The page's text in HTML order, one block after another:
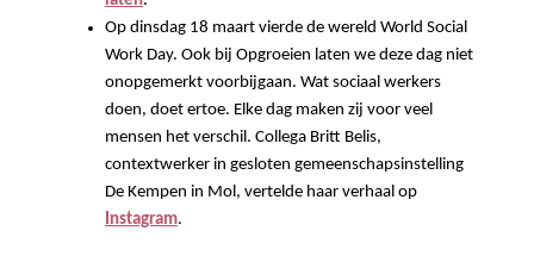
Op dinsdag 18 maart vierde de wereld World Social
Work Day. Ook bij Opgroeien laten we deze dag niet
onopgemerkt voorbijgaan. Wat sociaal werkers
doen, doet ertoe. Elke dag maken zij voor veel
mensen het verschil. Collega Britt Belis,
contextwerker in gesloten gemeenschapsinstelling
De Kempen in Mol, vertelde haar verhaal op
Instagram.